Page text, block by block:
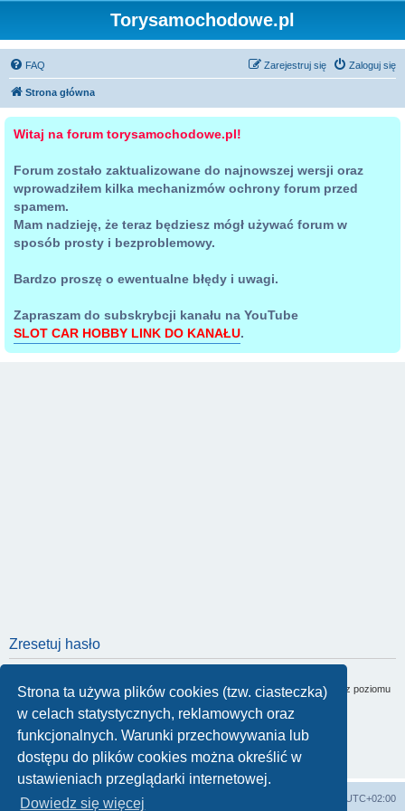
Strona ta używa plików cookies (tzw. ciasteczka)
w celach statystycznych, reklamowych oraz
funkcjonalnych. Warunki przechowywania lub
dostępu do plików cookies można określić w
ustawieniach przeglądarki internetowej.
Dowiedz się więcej
Torysamochodowe.pl
FAQ Zaloguj się
Zarejestruj się
Strona główna
Witaj na forum torysamochodowe.pl!
Forum zostało zaktualizowane do najnowszej wersji oraz
wprowadziłem kilka mechanizmów ochrony forum przed
spamem.
Mam nadzieję, że teraz będziesz mógł używać forum w
sposób prosty i bezproblemowy.
Bardzo proszę o ewentualne błędy i uwagi.
Zapraszam do subskrybcji kanału na YouTube
SLOT CAR HOBBY LINK DO KANAŁU.
Zresetuj hasło
Musi być to adres e-mail skojarzony z twoim kontem. Jeśli nie był zmieniany z poziomu
panelu zarządzania kontem, jest to adres podany w czasie rejestracji.
Strona główna UTC+02:00